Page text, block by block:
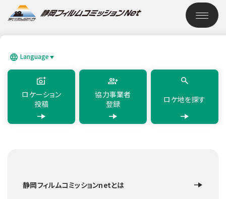
Language
日本語 English 简体中文 繁體中文 한국어 แบบไทย
ロケーション
投稿
協力事業者
登録
ロケ地を探す
静岡フィルムコミッションnetとは
ロケーション検索
SEARCH
道路・橋 伊豆の国市他